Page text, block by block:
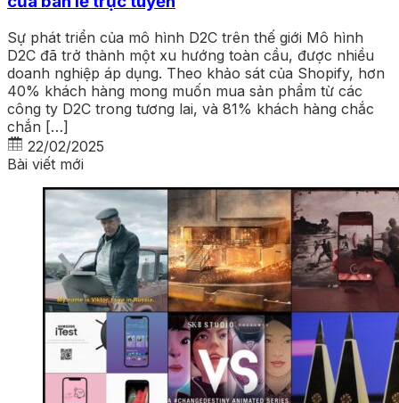
Sự phát triển của mô hình D2C trên thế giới Mô hình
D2C đã trở thành một xu hướng toàn cầu, được nhiều
doanh nghiệp áp dụng. Theo khảo sát của Shopify, hơn
40% khách hàng mong muốn mua sản phẩm từ các
công ty D2C trong tương lai, và 81% khách hàng chắc
chắn […]
22/02/2025
Bài viết mới